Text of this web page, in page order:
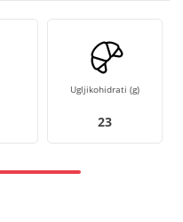
Ugljikohidrati (g)
23